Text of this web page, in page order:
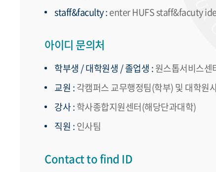
staff&faculty :enter HUFS staff&facuty
아이디 문의처
학부생 / 대학원생 / 졸업생 :원스톱서비스센
교원 :각캠퍼스 교무행정팀(학부) 및 대학원
강사 :학사종합지원센터(해당단과대학)
직원 :인사팀
Contact to find ID